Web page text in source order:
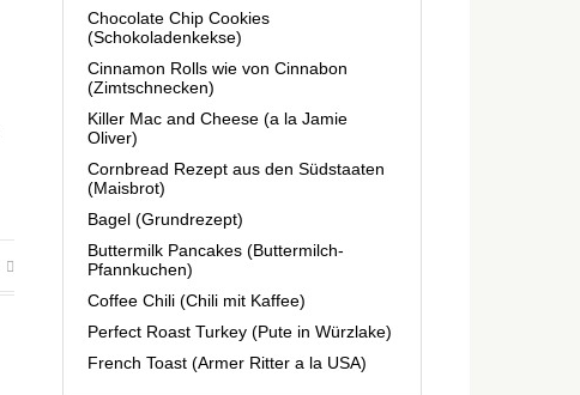
Chocolate Chip Cookies
(Schokoladenkekse)
Cinnamon Rolls wie von Cinnabon
(Zimtschnecken)
Killer Mac and Cheese (a la Jamie
Oliver)
Cornbread Rezept aus den Südstaaten
(Maisbrot)
Bagel (Grundrezept)
Buttermilk Pancakes (Buttermilch-
Pfannkuchen)
Coffee Chili (Chili mit Kaffee)
Perfect Roast Turkey (Pute in Würzlake)
French Toast (Armer Ritter a la USA)